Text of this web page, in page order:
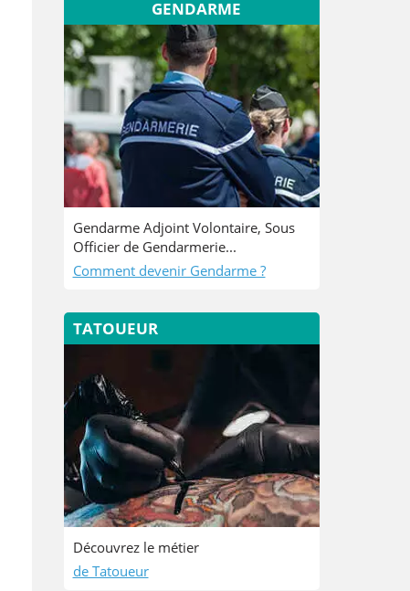
GENDARME
Gendarme Adjoint Volontaire, Sous
Officier de Gendarmerie...
Comment devenir Gendarme ?
TATOUEUR
Découvrez le métier
de Tatoueur